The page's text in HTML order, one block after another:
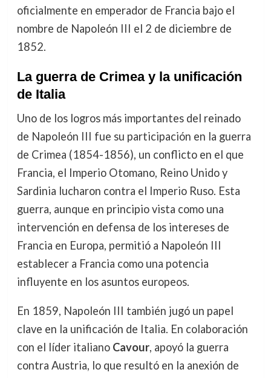
oficialmente en emperador de Francia bajo el
nombre de Napoleón III el 2 de diciembre de
1852.
La guerra de Crimea y la unificación
de Italia
Uno de los logros más importantes del reinado
de Napoleón III fue su participación en la guerra
de Crimea (1854-1856), un conflicto en el que
Francia, el Imperio Otomano, Reino Unido y
Sardinia lucharon contra el Imperio Ruso. Esta
guerra, aunque en principio vista como una
intervención en defensa de los intereses de
Francia en Europa, permitió a Napoleón III
establecer a Francia como una potencia
influyente en los asuntos europeos.
En 1859, Napoleón III también jugó un papel
clave en la unificación de Italia. En colaboración
con el líder italiano Cavour, apoyó la guerra
contra Austria, lo que resultó en la anexión de